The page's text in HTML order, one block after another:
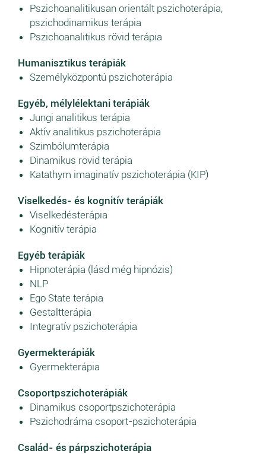
Pszichoanalitikusan orientált pszichoterápia,
pszichodinamikus terápia
Pszichoanalitikus rövid terápia
Humanisztikus terápiák
Személyközpontú pszichoterápia
Egyéb, mélylélektani terápiák
Jungi analitikus terápia
Aktív analitikus pszichoterápia
Szimbólumterápia
Dinamikus rövid terápia
Katathym imaginatív pszichoterápia (KIP)
Viselkedés- és kognitív terápiák
Viselkedésterápia
Kognitív terápia
Egyéb terápiák
Hipnoterápia (lásd még hipnózis)
NLP
Ego State terápia
Gestaltterápia
Integratív pszichoterápia
Gyermekterápiák
Gyermekterápia
Csoportpszichoterápiák
Dinamikus csoportpszichoterápia
Pszichodráma csoport-pszichoterápia
Család- és párpszichoterápia